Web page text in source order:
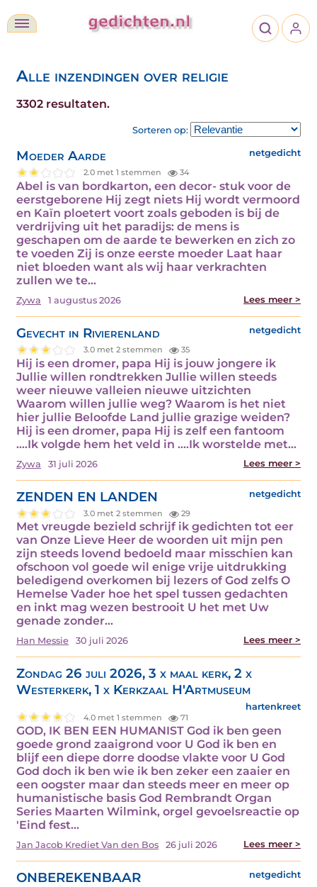
Alle inzendingen over religie
3302 resultaten.
Sorteren op:
Moeder Aarde netgedicht
2.0 met 1 stemmen 34
Abel is van bordkarton, een decor- stuk voor de
eerstgeborene Hij zegt niets Hij wordt vermoord
en Kaïn ploetert voort zoals geboden is bij de
verdrijving uit het paradijs: de mens is
geschapen om de aarde te bewerken en zich zo
te voeden Zij is onze eerste moeder Laat haar
niet bloeden want als wij haar verkrachten
zullen we te…
Zywa 1 augustus 2026 Lees meer >
Gevecht in Rivierenland netgedicht
3.0 met 2 stemmen 35
Hij is een dromer, papa Hij is jouw jongere ik
Jullie willen rondtrekken Jullie willen steeds
weer nieuwe valleien nieuwe uitzichten
Waarom willen jullie weg? Waarom is het niet
hier jullie Beloofde Land jullie grazige weiden?
Hij is een dromer, papa Hij is zelf een fantoom
....Ik volgde hem het veld in ....Ik worstelde met…
Zywa 31 juli 2026 Lees meer >
ZENDEN EN LANDEN netgedicht
3.0 met 2 stemmen 29
Met vreugde bezield schrijf ik gedichten tot eer
van Onze Lieve Heer de woorden uit mijn pen
zijn steeds lovend bedoeld maar misschien kan
ofschoon vol goede wil enige vrije uitdrukking
beledigend overkomen bij lezers of God zelfs O
Hemelse Vader hoe het spel tussen gedachten
en inkt mag wezen bestrooit U het met Uw
genade zonder…
Han Messie 30 juli 2026 Lees meer >
Zondag 26 juli 2026, 3 x maal kerk, 2 x
Westerkerk, 1 x Kerkzaal H'Artmuseum
hartenkreet
4.0 met 1 stemmen 71
GOD, IK BEN EEN HUMANIST God ik ben geen
goede grond zaaigrond voor U God ik ben en
blijf een diepe dorre doodse vlakte voor U God
God doch ik ben wie ik ben zeker een zaaier en
een oogster maar dan steeds meer en meer op
humanistische basis God Rembrandt Organ
Series Maarten Wilmink, orgel gevoelsreactie op
'Eind fest…
Jan Jacob Krediet Van den Bos 26 juli 2026 Lees meer >
ONBEREKENBAAR netgedicht